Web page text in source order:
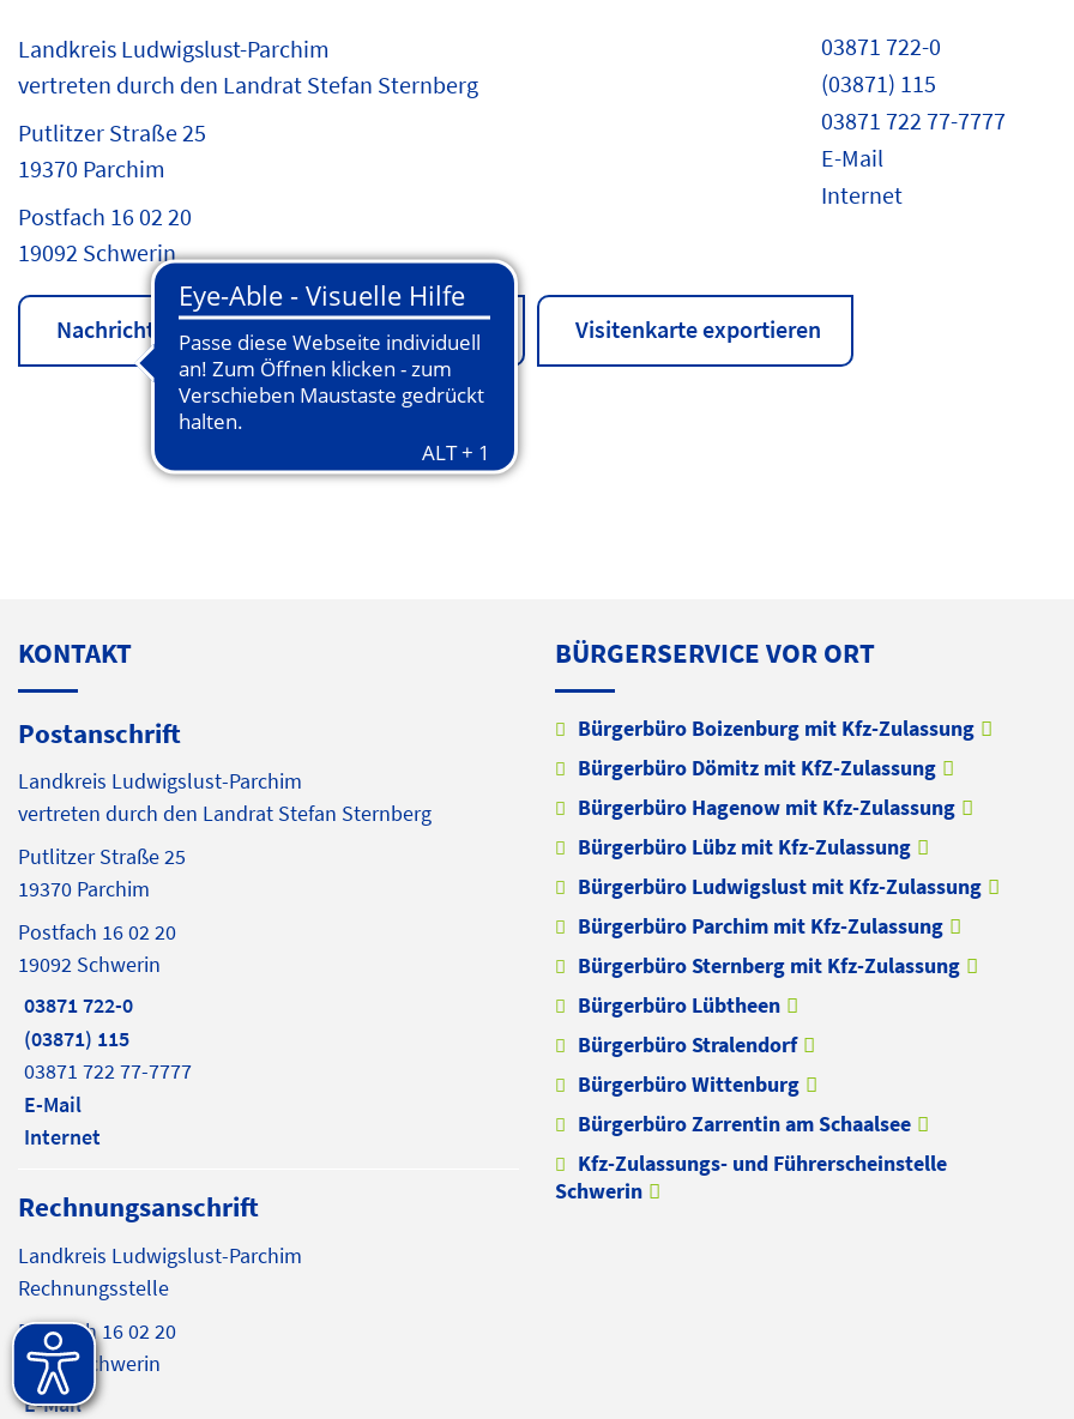
Landkreis Ludwigslust-Parchim
vertreten durch den Landrat Stefan Sternberg
Putlitzer Straße 25
19370 Parchim
Postfach 16 02 20
19092 Schwerin
03871 722-0
(03871) 115
03871 722 77-7777
E-Mail
Internet
Nachricht schreiben Karte anzeigen Visitenkarte exportieren
KONTAKT
Postanschrift
Landkreis Ludwigslust-Parchim
vertreten durch den Landrat Stefan Sternberg
Putlitzer Straße 25
19370 Parchim
Postfach 16 02 20
19092 Schwerin
03871 722-0
(03871) 115
03871 722 77-7777
E-Mail
Internet
Rechnungsanschrift
Landkreis Ludwigslust-Parchim
Rechnungsstelle
Postfach 16 02 20
19092 Schwerin
E-Mail
BÜRGERSERVICE VOR ORT
Bürgerbüro Boizenburg mit Kfz-Zulassung
Bürgerbüro Dömitz mit KfZ-Zulassung
Bürgerbüro Hagenow mit Kfz-Zulassung
Bürgerbüro Lübz mit Kfz-Zulassung
Bürgerbüro Ludwigslust mit Kfz-Zulassung
Bürgerbüro Parchim mit Kfz-Zulassung
Bürgerbüro Sternberg mit Kfz-Zulassung
Bürgerbüro Lübtheen
Bürgerbüro Stralendorf
Bürgerbüro Wittenburg
Bürgerbüro Zarrentin am Schaalsee
Kfz-Zulassungs- und Führerscheinstelle
Schwerin